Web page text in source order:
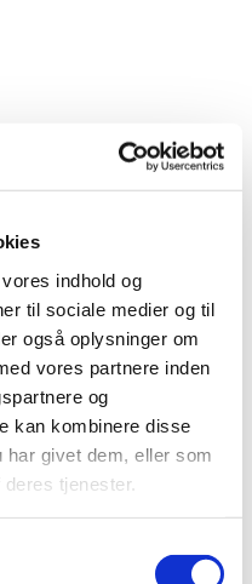
indhold og
til sociale medier og til
også oplysninger om
vores partnere inden
og
kan kombinere disse
har givet dem, eller som
tjenester.
tud
A, fleksibel
inkl. kalkfilter i
3-1 FLEX
med
kalkfilter i